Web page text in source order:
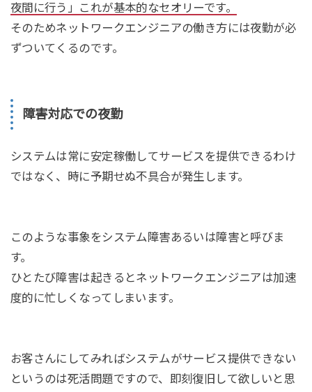
夜間に行う」これが基本的なセオリーです。
そのためネットワークエンジニアの働き方には夜勤が必
ずついてくるのです。
障害対応での夜勤
システムは常に安定稼働してサービスを提供できるわけ
ではなく、時に予期せぬ不具合が発生します。
このような事象をシステム障害あるいは障害と呼びま
す。
ひとたび障害は起きるとネットワークエンジニアは加速
度的に忙しくなってしまいます。
お客さんにしてみればシステムがサービス提供できない
というのは死活問題ですので、即刻復旧して欲しいと思